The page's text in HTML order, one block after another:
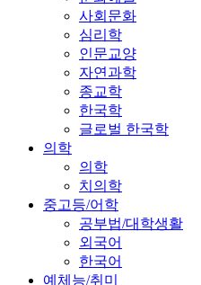
사회문화
심리학
인문교양
자연과학
종교학
한국학
글로벌 한국학
의학
의학
치의학
중고등/어학
공부법/대학생활
외국어
한국어
예체능/취미